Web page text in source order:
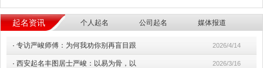
起名资讯 个人起名 公司起名 媒体报道
· 专访严峻师傅：为何我劝你别再盲目跟 2026/4/14
· 西安起名丰图居士严峻：以易为骨，以 2026/3/16